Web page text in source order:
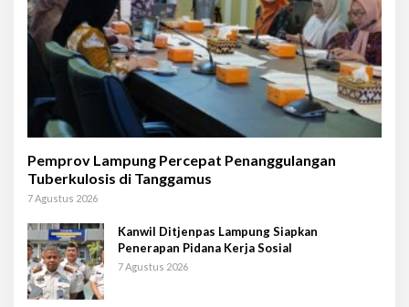
Pemprov Lampung Percepat Penanggulangan
Tuberkulosis di Tanggamus
7 Agustus 2026
Kanwil Ditjenpas Lampung Siapkan
Penerapan Pidana Kerja Sosial
7 Agustus 2026